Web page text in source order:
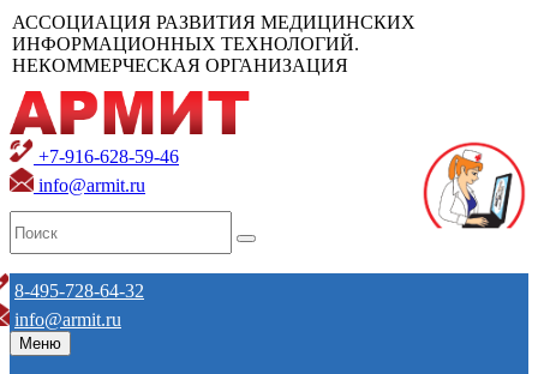
АССОЦИАЦИЯ РАЗВИТИЯ МЕДИЦИНСКИХ
ИНФОРМАЦИОННЫХ ТЕХНОЛОГИЙ.
НЕКОММЕРЧЕСКАЯ ОРГАНИЗАЦИЯ
+7-916-628-59-46
info@armit.ru
8-495-728-64-32
info@armit.ru
Меню